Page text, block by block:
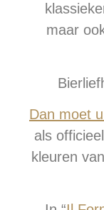
maar
Dan moet
als
kleuren